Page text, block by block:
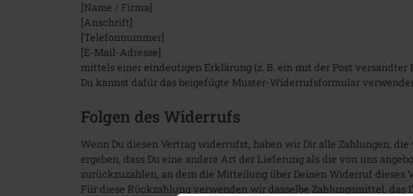
[Name / Firma]
[Anschrift]
[Telefonnummer]
[E-Mail-Adresse]
mittels einer eindeutigen Erklärung (z. B. ein mit der Post
Du kannst dafür das beigefügte Muster-Widerrufsformular
Folgen des Widerrufs
Wenn Du diesen Vertrag widerrufst, haben wir Dir alle Zahlungen,
ergeben, dass Du eine andere Art der Lieferung als die von uns
zurückzuzahlen, an dem die Mitteilung über Deinen Widerruf dieses
Für diese Rückzahlung verwenden wir dasselbe Zahlungsmittel,